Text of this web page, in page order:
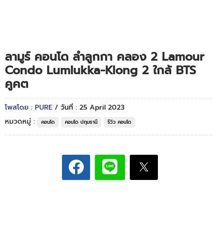
ลามูร์ คอนโด ลำลูกกา คลอง 2 Lamour
Condo Lumlukka-Klong 2 ใกล้ BTS
คูคต
โพสโดย : PURE / วันที่ : 25 April 2023
หมวดหมู่ :
คอนโด คอนโด ปทุมธานี รีวิว คอนโด